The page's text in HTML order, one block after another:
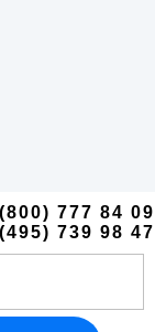
777 84 09
739 98 47